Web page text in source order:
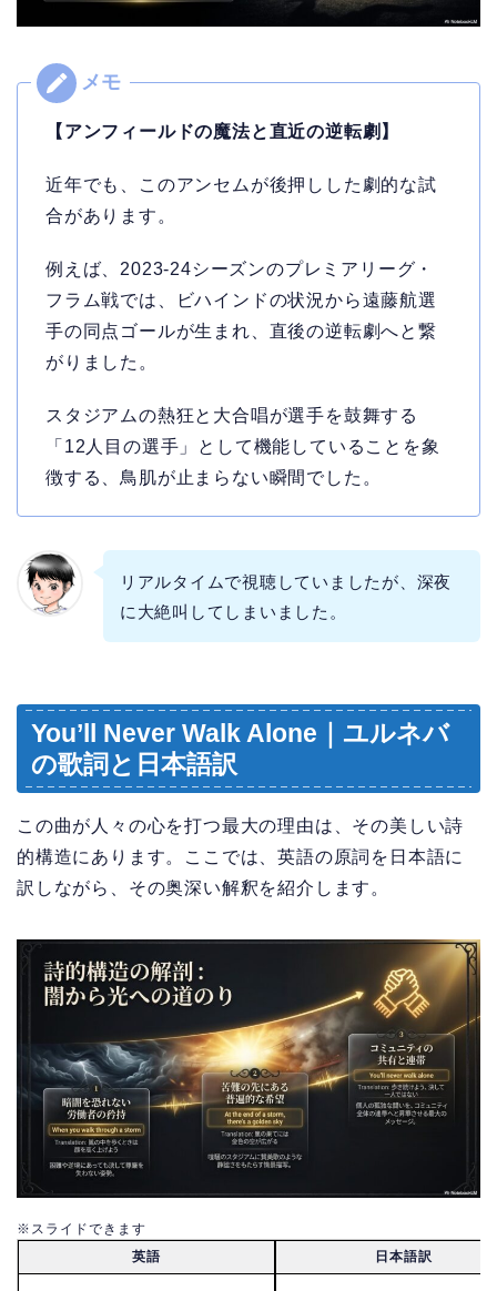
【アンフィールドの魔法と直近の逆転劇】
近年でも、このアンセムが後押しした劇的な試
合があります。
例えば、2023-24シーズンのプレミアリーグ・
フラム戦では、ビハインドの状況から遠藤航選
手の同点ゴールが生まれ、直後の逆転劇へと繋
がりました。
スタジアムの熱狂と大合唱が選手を鼓舞する
「12人目の選手」として機能していることを象
徴する、鳥肌が止まらない瞬間でした。
リアルタイムで視聴していましたが、深夜
に大絶叫してしまいました。
You’ll Never Walk Alone｜ユルネバ
の歌詞と日本語訳
この曲が人々の心を打つ最大の理由は、その美しい詩
的構造にあります。ここでは、英語の原詞を日本語に
訳しながら、その奥深い解釈を紹介します。
※スライドできます
英語
日本語訳